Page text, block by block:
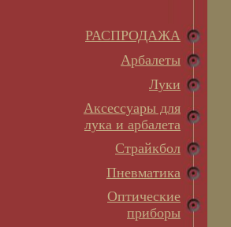
РАСПРОДАЖА
Арбалеты
Луки
Аксессуары для
лука и арбалета
Страйкбол
Пневматика
Оптические
приборы